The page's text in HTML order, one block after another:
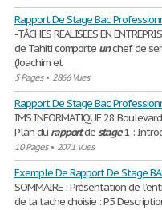
Rapport De Stage Bac
-TÂCHES REALISEES EN
de Tahiti comporte unchef de
(Joachim et
5 Pages• 2866 Vues
Rapport De Stage Bac
IMS INFORMATIQUE 28
Plan durapportdestage1 :
10 Pages• 2071 Vues
Exemple De Rapport De Stage
SOMMAIRE : Présentation de
de la tache choisie : P5